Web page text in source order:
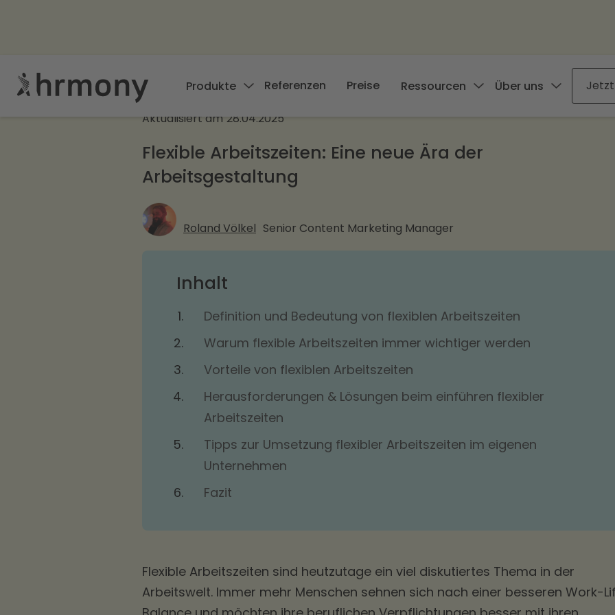
Produkte Referenzen Preise Ressourcen Über uns
Aktualisiert am 28.04.2025
Flexible Arbeitszeiten: Eine neue Ära der
Arbeitsgestaltung
Roland Völkel Senior Content Marketing Manager
Inhalt
Definition und Bedeutung von flexiblen Arbeitszeiten
Warum flexible Arbeitszeiten immer wichtiger werden
Vorteile von flexiblen Arbeitszeiten
Herausforderungen & Lösungen beim einführen flexibler
Arbeitszeiten
Tipps zur Umsetzung flexibler Arbeitszeiten im eigenen
Unternehmen
Fazit
Flexible Arbeitszeiten sind heutzutage ein viel diskutiertes Thema in der
Arbeitswelt. Immer mehr Menschen sehnen sich nach einer besseren Work-